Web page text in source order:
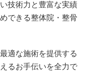
技術力と豊富な実績
できる整体院・整骨
適な施術を提供する
るお手伝いを全力で